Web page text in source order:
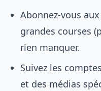
Abonnez-vous
grandes courses
rien manquer.
Suivez les
et des médias